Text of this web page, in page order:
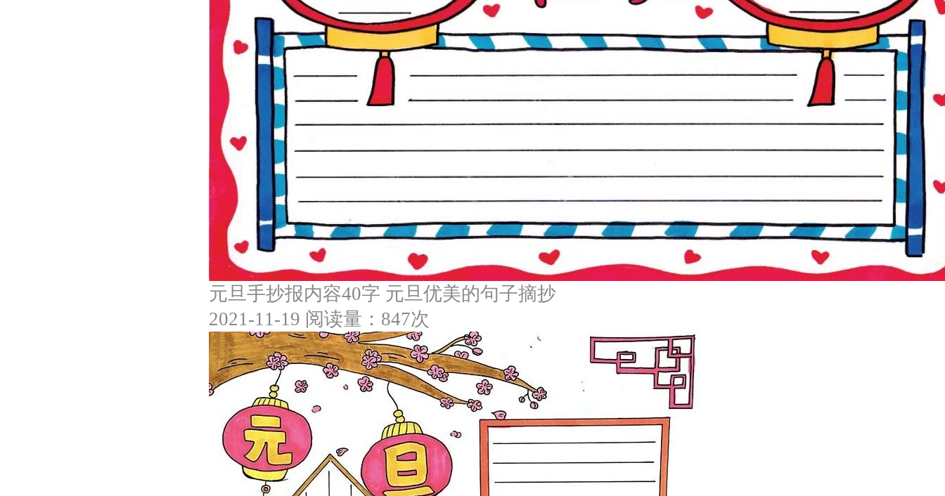
元旦手抄报内容40字 元旦优美的句子摘抄
2021-11-19 阅读量：847次